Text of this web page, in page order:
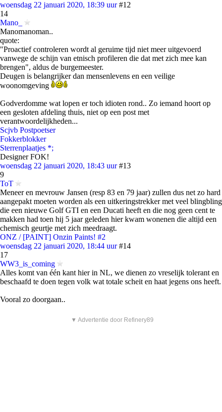
woensdag 22 januari 2020, 18:39 uur #12
14
Mano_
Manomanoman..
quote:
"Proactief controleren wordt al geruime tijd niet meer uitgevoerd
vanwege de schijn van etnisch profileren die dat met zich mee kan
brengen", aldus de burgemeester.
Deugen is belangrijker dan mensenlevens en een veilige
woonomgeving
Godverdomme wat lopen er toch idioten rond.. Zo iemand hoort op
een gesloten afdeling thuis, niet op een post met
verantwoordelijkheden...
Scjvb Postpoetser
Fokkerblokker
Sterrenplaatjes *;
Designer FOK!
woensdag 22 januari 2020, 18:43 uur #13
9
ToT
Meneer en mevrouw Jansen (resp 83 en 79 jaar) zullen dus net zo hard
aangepakt moeten worden als een uitkeringstrekker met veel blingbling
die een nieuwe Golf GTI en een Ducati heeft en die nog geen cent te
makken had toen hij 5 jaar geleden hier kwam wonenen die altijd een
chemisch geurtje met zich meedraagt.
ONZ / [PAINT] Onzin Paints! #2
woensdag 22 januari 2020, 18:44 uur #14
17
WW3_is_coming
Alles komt van één kant hier in NL, we dienen zo vreselijk tolerant en
beschaafd te doen tegen volk wat totale scheit en haat jegens ons heeft.
Vooral zo doorgaan..
▼ Advertentie door Refinery89